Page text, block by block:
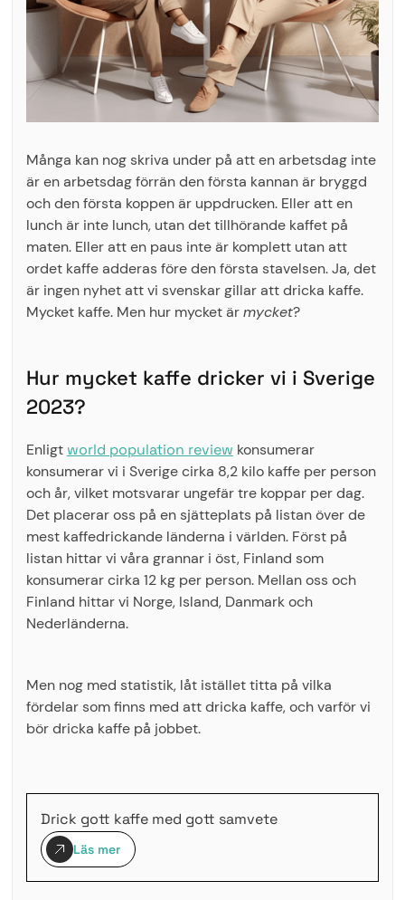
Många kan nog skriva under på att en arbetsdag inte
är en arbetsdag förrän den första kannan är bryggd
och den första koppen är uppdrucken. Eller att en
lunch är inte lunch, utan det tillhörande kaffet på
maten. Eller att en paus inte är komplett utan att
ordet kaffe adderas före den första stavelsen. Ja, det
är ingen nyhet att vi svenskar gillar att dricka kaffe.
Mycket kaffe. Men hur mycket ärmycket?
Hur mycket kaffe dricker vi i Sverige
2023?
Enligt world population review konsumerar
konsumerar vi i Sverige cirka 8,2 kilo kaffe per person
och år, vilket motsvarar ungefär tre koppar per dag.
Det placerar oss på en sjätteplats på listan över de
mest kaffedrickande länderna i världen. Först på
listan hittar vi våra grannar i öst, Finland som
konsumerar cirka 12 kg per person. Mellan oss och
Finland hittar vi Norge, Island, Danmark och
Nederländerna.
Men nog med statistik, låt istället titta på vilka
fördelar som finns med att dricka kaffe, och varför vi
bör dricka kaffe på jobbet.
Drick gott kaffe med gott samvete
Läs mer